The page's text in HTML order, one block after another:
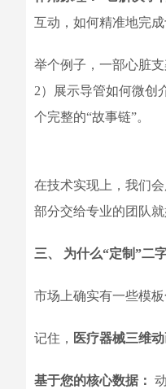
互动，如何精准地完
举个例子，一部心脏
2）展示导管如何微创
个完整的“故事链”。
在技术实现上，我们
部分交给专业的团队
三、 为什么“定制”二
市场上确实有一些模
记住， 医疗器械三维
基于您的核心数据：